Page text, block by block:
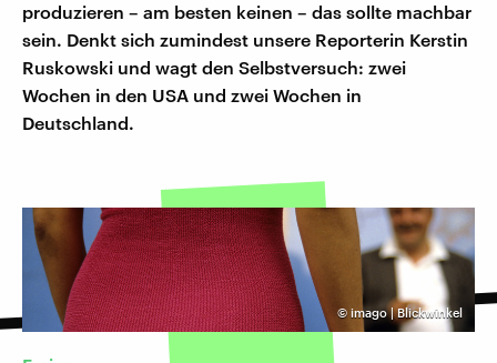
produzieren – am besten keinen – das sollte machbar
sein. Denkt sich zumindest unsere Reporterin Kerstin
Ruskowski und wagt den Selbstversuch: zwei
Wochen in den USA und zwei Wochen in
Deutschland.
© imago | Blickwinkel